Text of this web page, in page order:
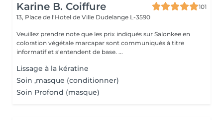
Karine B. Coiffure
101
13, Place de l'Hotel de Ville Dudelange L-3590
Veuillez prendre note que les prix indiqués sur Salonkee en
coloration végétale marcapar sont communiqués à titre
informatif et s'entendent de base. ...
Lissage à la kératine
Soin ,masque (conditionner)
Soin Profond (masque)